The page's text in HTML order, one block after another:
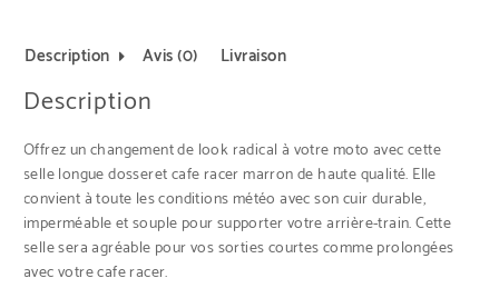
Description Avis (0) Livraison
Description
Offrez un changement de look radical à votre moto avec cette
selle longue dosseret cafe racer marron de haute qualité. Elle
convient à toute les conditions météo avec son cuir durable,
imperméable et souple pour supporter votre arrière-train. Cette
selle sera agréable pour vos sorties courtes comme prolongées
avec votre cafe racer.